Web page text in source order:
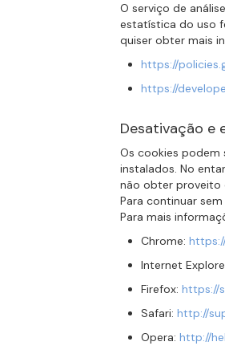
O serviço de
estatística do uso
quiser obter mais
https://
https://
Desativação e
Os cookies podem
instalados. No
não obter proveito
Para continuar
Para mais
Chrome:
Internet
Firefox:https://
Safari:http://
Opera:http://